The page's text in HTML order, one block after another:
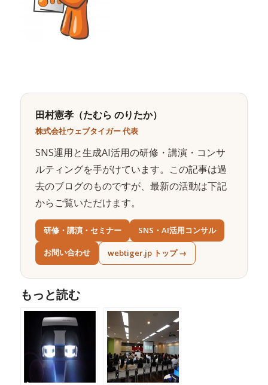
田村憲孝（たむら のりたか）
株式会社ウェブタイガー 代表
SNS運用と生成AI活用の研修・講演・コンサ
ルティングを手がけています。この記事は過
去のブログのものですが、最新の活動は下記
からご覧いただけます。
研修・講演・セミナー SNS・AI活用コンサル
お問い合わせ webtiger.jp トップ →
もっと読む